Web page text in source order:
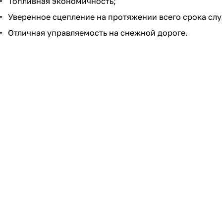
Уверенное сцепление на протяжении всего срока
Отличная управляемость на снежной дороге.